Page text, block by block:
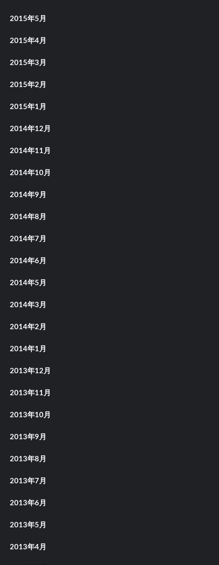
2015年5月
2015年4月
2015年3月
2015年2月
2015年1月
2014年12月
2014年11月
2014年10月
2014年9月
2014年8月
2014年7月
2014年6月
2014年5月
2014年3月
2014年2月
2014年1月
2013年12月
2013年11月
2013年10月
2013年9月
2013年8月
2013年7月
2013年6月
2013年5月
2013年4月